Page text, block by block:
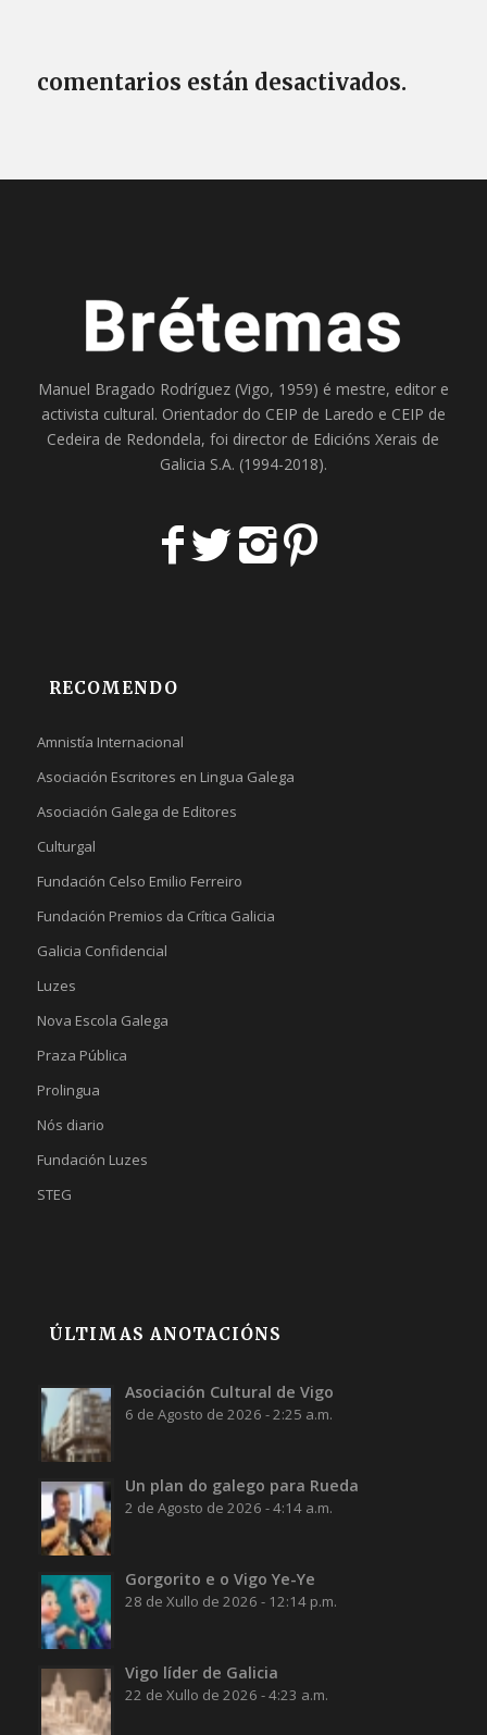
comentarios están desactivados.
Manuel Bragado Rodríguez (Vigo, 1959) é mestre, editor e
activista cultural. Orientador do CEIP de Laredo e CEIP de
Cedeira de Redondela, foi director de Edicións Xerais de
Galicia S.A. (1994-2018).
RECOMENDO
Amnistía Internacional
Asociación Escritores en Lingua Galega
Asociación Galega de Editores
Culturgal
Fundación Celso Emilio Ferreiro
Fundación Premios da Crítica Galicia
Galicia Confidencial
Luzes
Nova Escola Galega
Praza Pública
Prolingua
Nós diario
Fundación Luzes
STEG
ÚLTIMAS ANOTACIÓNS
Asociación Cultural de Vigo
6 de Agosto de 2026 - 2:25 a.m.
Un plan do galego para Rueda
2 de Agosto de 2026 - 4:14 a.m.
Gorgorito e o Vigo Ye-Ye
28 de Xullo de 2026 - 12:14 p.m.
Vigo líder de Galicia
22 de Xullo de 2026 - 4:23 a.m.